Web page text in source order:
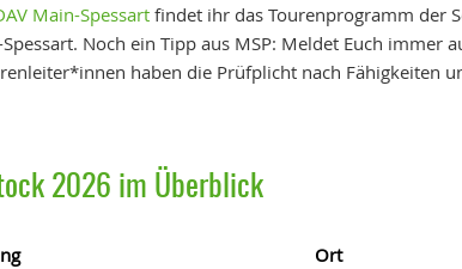
Main-Spessartfindet ihr das Tourenprogramm der
Noch ein Tipp aus MSP: Meldet Euch
haben die Prüfplicht nach Fähigkeiten
2026 im Überblick
Ort